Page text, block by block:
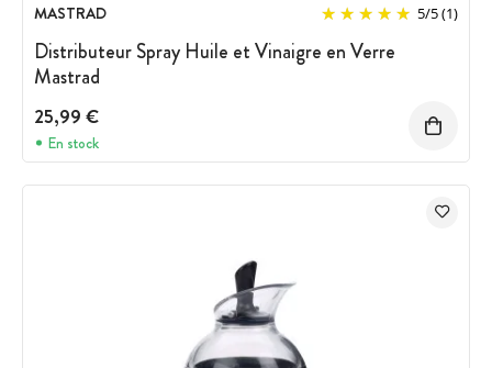
MASTRAD 5/5(1)
Distributeur Spray Huile et Vinaigre en Verre
Mastrad
25,99 €
En stock